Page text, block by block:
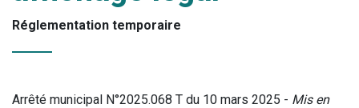
Réglementation temporaire
Arrêté municipal N°2025.068 T du 10 mars 2025 - Mis en